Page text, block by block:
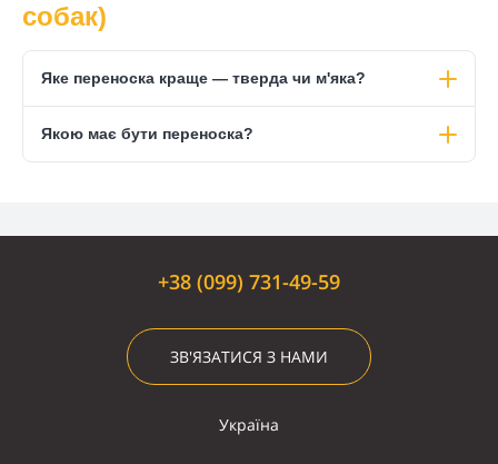
собак)
Яке переноска краще — тверда чи м'яка?
Якою має бути переноска?
+38 (099) 731-49-59
ЗВ'ЯЗАТИСЯ З НАМИ
Україна